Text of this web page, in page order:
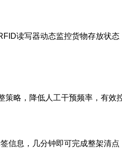
读写器动态监控货物存放状态
略，降低人工干预频率，有效控
息，几分钟即可完成整架清点